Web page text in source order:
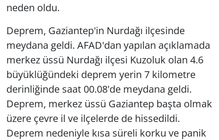
neden oldu.
Deprem, Gaziantep'in Nurdağı ilçesinde
meydana geldi. AFAD'dan yapılan açıklamada
merkez üssü Nurdağı ilçesi Kuzoluk olan 4.6
büyüklüğündeki deprem yerin 7 kilometre
derinliğinde saat 00.08'de meydana geldi.
Deprem, merkez üssü Gaziantep başta olmak
üzere çevre il ve ilçelerde de hissedildi.
Deprem nedeniyle kısa süreli korku ve panik